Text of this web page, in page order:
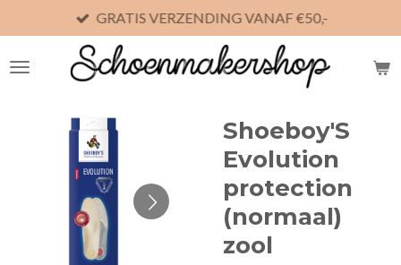
direct
naar
GRATIS VERZENDING VANAF €50,-
Shoeboy'S
Evolution
protection
(normaal)
zool